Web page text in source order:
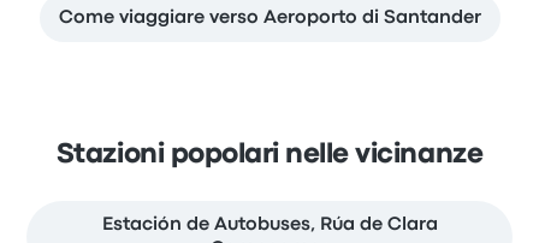
Come viaggiare verso Aeroporto di Santander
Stazioni popolari nelle vicinanze
Estación de Autobuses, Rúa de Clara